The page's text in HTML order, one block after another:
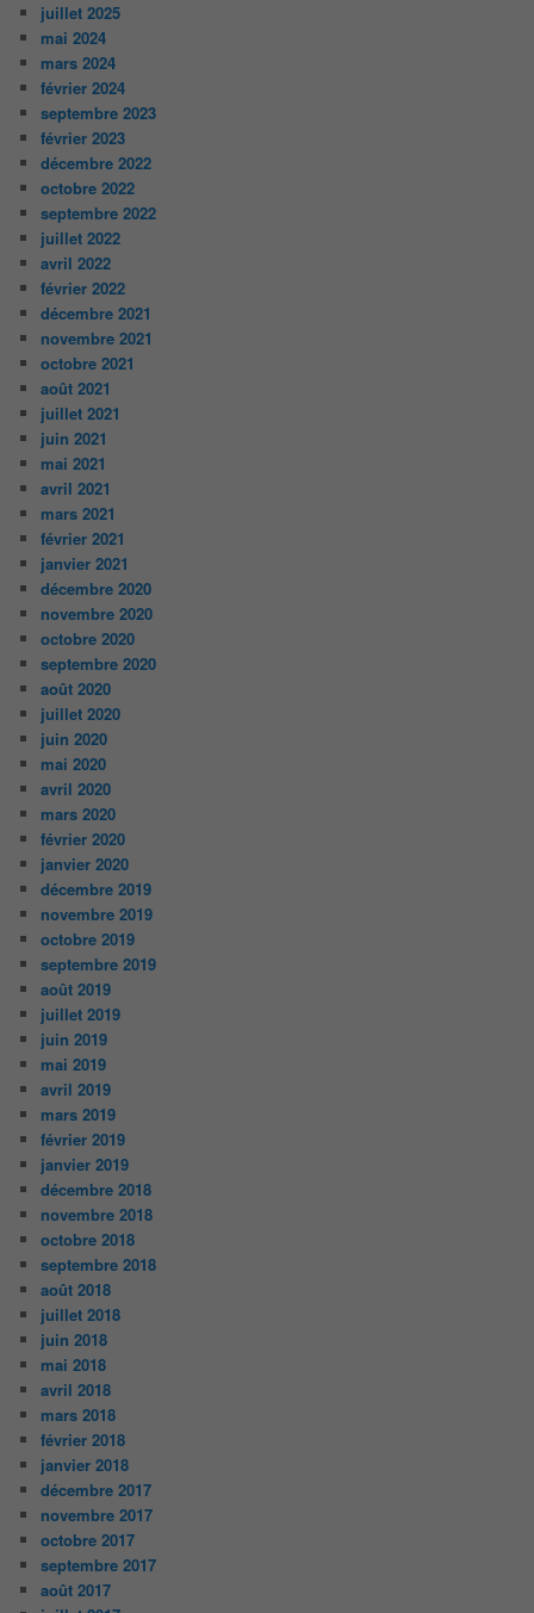
juillet 2025
mai 2024
mars 2024
février 2024
septembre 2023
février 2023
décembre 2022
octobre 2022
septembre 2022
juillet 2022
avril 2022
février 2022
décembre 2021
novembre 2021
octobre 2021
août 2021
juillet 2021
juin 2021
mai 2021
avril 2021
mars 2021
février 2021
janvier 2021
décembre 2020
novembre 2020
octobre 2020
septembre 2020
août 2020
juillet 2020
juin 2020
mai 2020
avril 2020
mars 2020
février 2020
janvier 2020
décembre 2019
novembre 2019
octobre 2019
septembre 2019
août 2019
juillet 2019
juin 2019
mai 2019
avril 2019
mars 2019
février 2019
janvier 2019
décembre 2018
novembre 2018
octobre 2018
septembre 2018
août 2018
juillet 2018
juin 2018
mai 2018
avril 2018
mars 2018
février 2018
janvier 2018
décembre 2017
novembre 2017
octobre 2017
septembre 2017
août 2017